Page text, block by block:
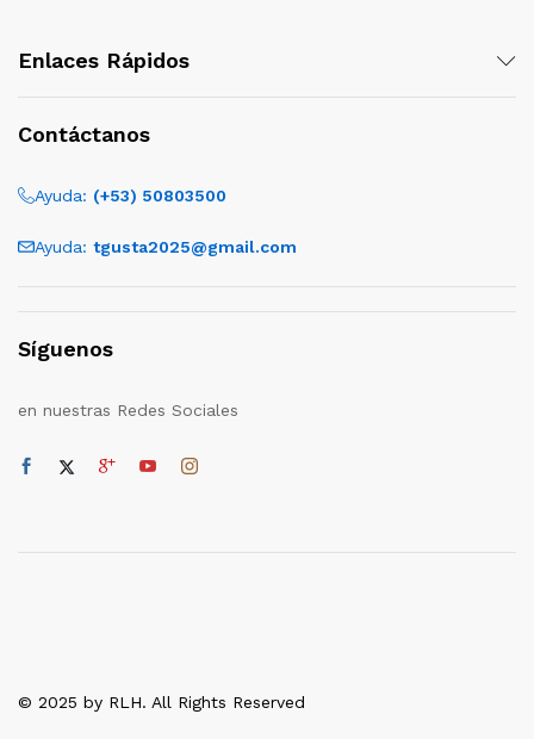
Enlaces Rápidos
Contáctanos
Ayuda: (+53) 50803500
Ayuda: tgusta2025@gmail.com
Síguenos
en nuestras Redes Sociales
© 2025 by RLH. All Rights Reserved